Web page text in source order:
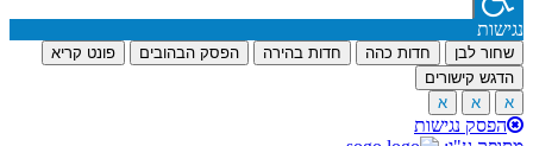
נגישות
שחור לבן חדות כהה חדות בהירה הפסק הבהובים
פונט קריא
הדגש קישורים
א
א א
הפסק נגישות